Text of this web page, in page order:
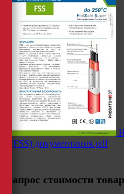
(FSS) документация.pdf
Запрос стоимости